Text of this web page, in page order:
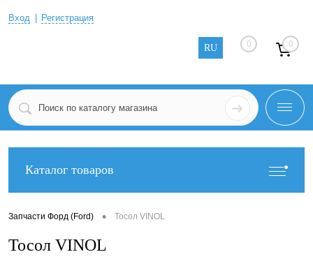
Вход Регистрация
RU 0 0
Каталог товаров
Запчасти Форд (Ford) • Тосол VINOL
Тосол VINOL